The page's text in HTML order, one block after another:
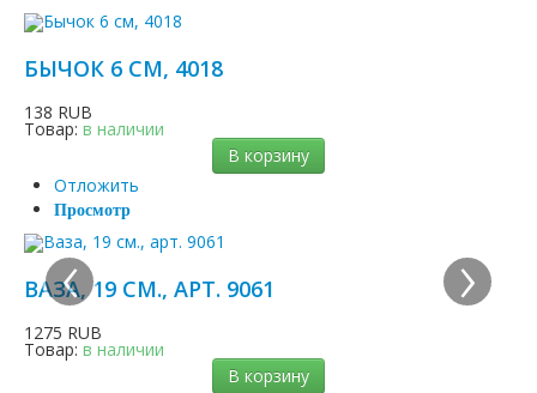
БЫЧОК 6 СМ, 4018
138 RUB
Товар: в наличии
В корзину
Отложить
Просмотр
ВАЗА, 19 СМ., АРТ. 9061
1275 RUB
Товар: в наличии
В корзину
‹ ›